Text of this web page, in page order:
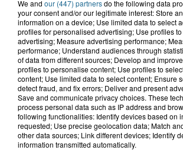
Grand jeu de l'été : les cabines de
Gagnez vos entrées
Parc
Gagnez vos entrées
Bagatelle
We and our (447) partnersdo the following data
your consent and/or our legitimate interest: Store
information on a device; Use limited data to select
profiles for personalised advertising; Use profiles
advertising; Measure advertising performance;
performance; Understand audiences through
of data from different sources; Develop and
profiles to personalise content; Use profiles to
content; Use limited data to select content; Ensure
detect fraud, and fix errors; Deliver and present
Save and communicate privacy choices. These
process personal data such as IP address and
following functionalities: Identify devices based on
requested; Use precise geolocation data; Match
other data sources; Link different devices; Identify
information transmitted automatically.